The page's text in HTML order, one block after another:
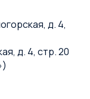
д. 4,
д. 4, стр. 20